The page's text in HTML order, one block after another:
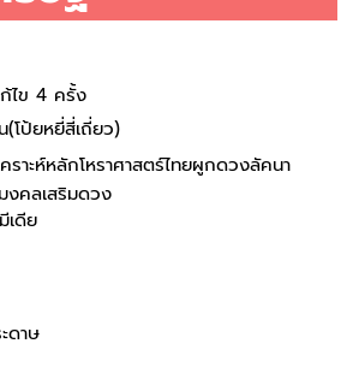
ไข 4 ครั้ง
(โป้ยหยี่สี่เถี่ยว)
ราะห์หลักโหราศาสตร์ไทยผูกดวงลัคนา
คลเสริมดวง
เดีย
ดาษ